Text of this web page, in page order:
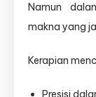
Namun
makna yang
Kerapian
Presisi